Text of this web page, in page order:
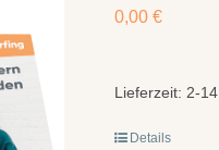
0,00 €
Lieferzeit: 2-
Details